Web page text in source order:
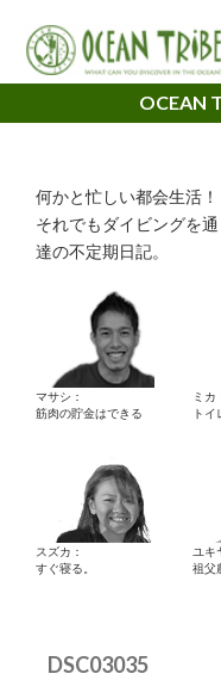
OCEAN
何かと忙しい都会生活！
それでもダイビングを
達の不定期日記。
マサシ：
筋肉の貯金はできる
ミカ
トイ
スズカ：
すぐ寝る。
ユキ
祖父
DSC03035